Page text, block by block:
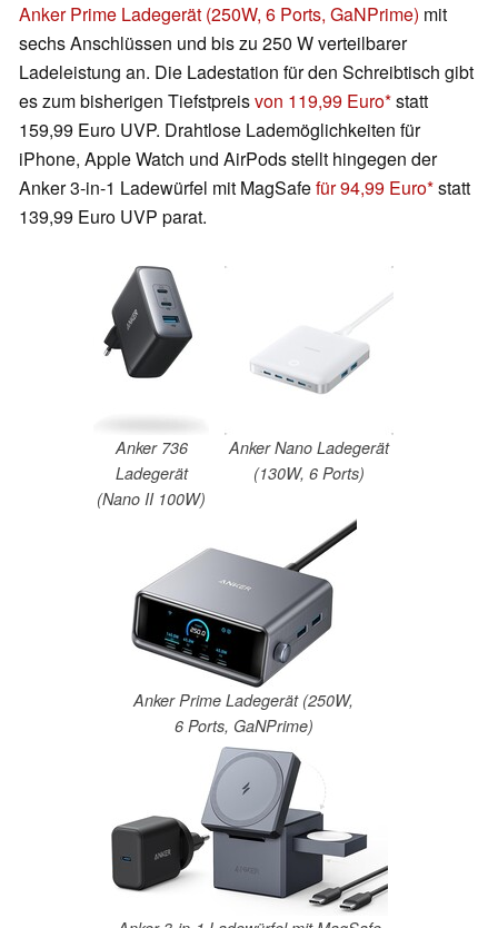
Anker Prime Ladegerät (250W, 6 Ports, GaNPrime) mit
sechs Anschlüssen und bis zu 250 W verteilbarer
Ladeleistung an. Die Ladestation für den Schreibtisch gibt
es zum bisherigen Tiefstpreisvon 119,99 Euro statt
159,99 Euro UVP. Drahtlose Lademöglichkeiten für
iPhone, Apple Watch und AirPods stellt hingegen der
Anker 3-in-1 Ladewürfel mit MagSafefür 94,99 Euro statt
139,99 Euro UVP parat.
Anker 736
Ladegerät
(Nano II 100W)
Anker Nano Ladegerät
(130W, 6 Ports)
Anker Prime Ladegerät (250W,
6 Ports, GaNPrime)